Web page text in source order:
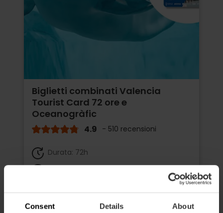
Consent Details About
Biglietti combinati Valencia
Tourist Card 72 ore e
Oceanogràfic
4.9 - 510 recensioni
Durata: 72h
Trasporto
65,75 €